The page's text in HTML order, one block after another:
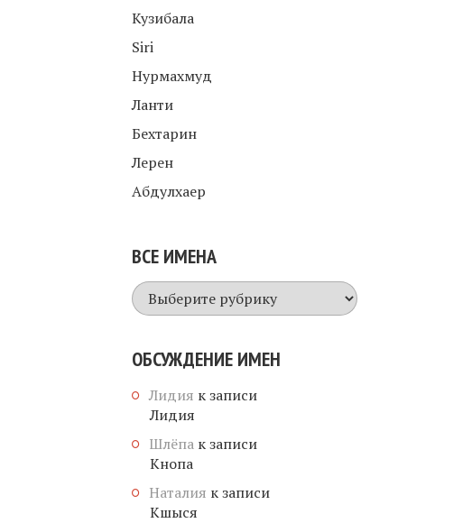
Кузибала
Siri
Нурмахмуд
Ланти
Бехтарин
Лерен
Абдулхаер
ВСЕ ИМЕНА
Все
имена
ОБСУЖДЕНИЕ ИМЕН
Лидия к записи
Лидия
Шлёпа к записи
Кнопа
Наталия к записи
Кшыся